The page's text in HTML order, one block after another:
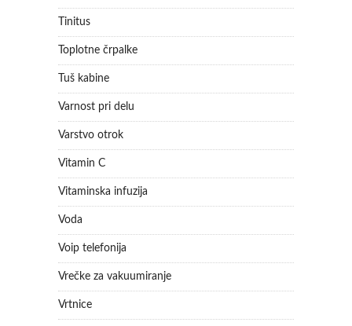
Tinitus
Toplotne črpalke
Tuš kabine
Varnost pri delu
Varstvo otrok
Vitamin C
Vitaminska infuzija
Voda
Voip telefonija
Vrečke za vakuumiranje
Vrtnice